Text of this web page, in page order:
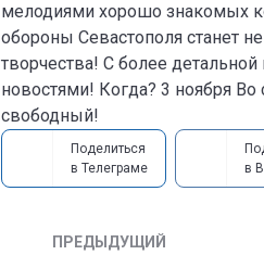
мелодиями хорошо знакомых
обороны Севастополя станет
творчества! С более
новостями! Когда? 3 ноября Во
свободный!
Поделиться
в Телеграме
в
ПРЕДЫДУЩИЙ